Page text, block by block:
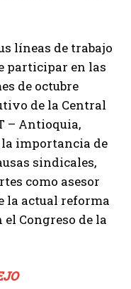
líneas de trabajo
participar en las
de octubre
de la Central
– Antioquia,
importancia de
sindicales,
como asesor
la actual reforma
Congreso de la